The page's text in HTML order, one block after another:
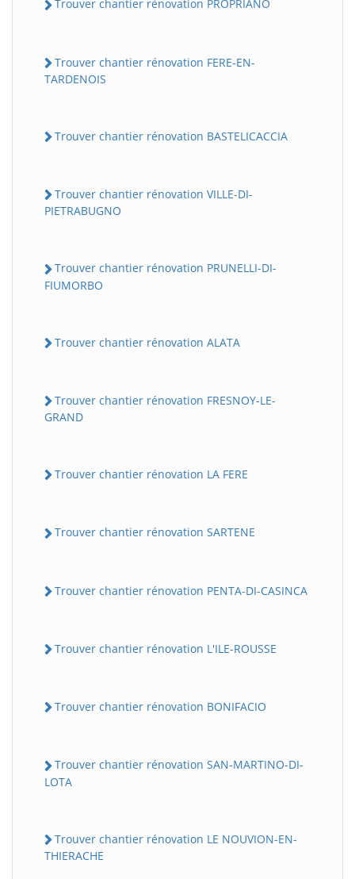
Trouver chantier rénovation PROPRIANO
Trouver chantier rénovation FERE-EN-
TARDENOIS
Trouver chantier rénovation BASTELICACCIA
Trouver chantier rénovation VILLE-DI-
PIETRABUGNO
Trouver chantier rénovation PRUNELLI-DI-
FIUMORBO
Trouver chantier rénovation ALATA
Trouver chantier rénovation FRESNOY-LE-
GRAND
Trouver chantier rénovation LA FERE
Trouver chantier rénovation SARTENE
Trouver chantier rénovation PENTA-DI-CASINCA
Trouver chantier rénovation L'ILE-ROUSSE
Trouver chantier rénovation BONIFACIO
Trouver chantier rénovation SAN-MARTINO-DI-
LOTA
Trouver chantier rénovation LE NOUVION-EN-
THIERACHE